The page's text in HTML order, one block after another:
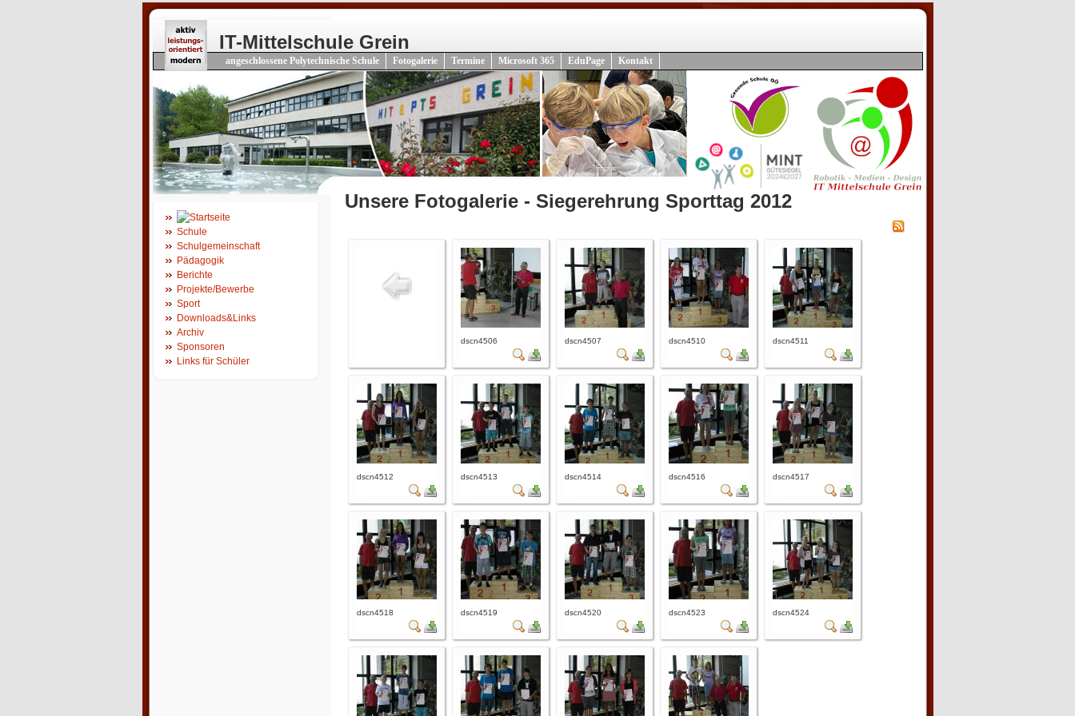
IT-Mittelschule Grein
angeschlossene Polytechnische Schule Fotogalerie Termine Microsoft 365 EduPage Kontakt
Schule
Schulgemeinschaft
Pädagogik
Berichte
Projekte/Bewerbe
Sport
Downloads&Links
Archiv
Sponsoren
Links für Schüler
Unsere Fotogalerie - Siegerehrung Sporttag 2012
dscn4506 dscn4507 dscn4510 dscn4511
dscn4512 dscn4513 dscn4514 dscn4516 dscn4517
dscn4518 dscn4519 dscn4520 dscn4523 dscn4524